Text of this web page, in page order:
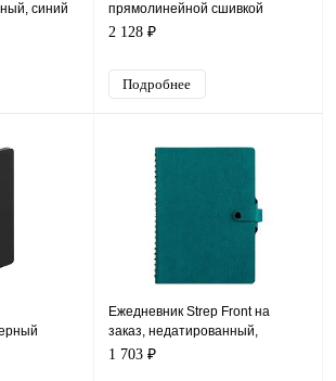
синий
прямолинейной сшивкой
2 128 ₽
Подробнее
Ежедневник Strep Front на
заказ, недатированный,
бирюзовый
1 703 ₽